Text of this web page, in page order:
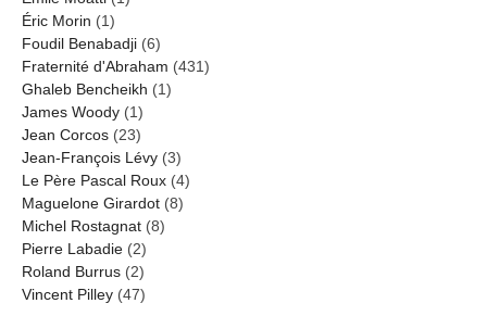
Éric Morin (1)
Foudil Benabadji (6)
Fraternité d'Abraham (431)
Ghaleb Bencheikh (1)
James Woody (1)
Jean Corcos (23)
Jean-François Lévy (3)
Le Père Pascal Roux (4)
Maguelone Girardot (8)
Michel Rostagnat (8)
Pierre Labadie (2)
Roland Burrus (2)
Vincent Pilley (47)